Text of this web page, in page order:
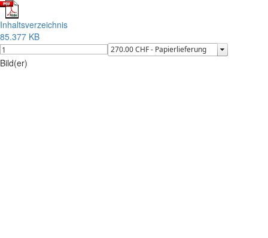
Inhaltsverzeichnis
85.377 KB
Bild(er)